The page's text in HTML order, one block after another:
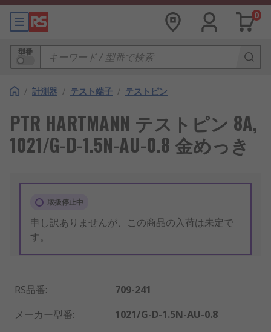
0
型番
/ 計測器 / テスト端子 / テストピン
PTR HARTMANN テストピン 8A,
1021/G-D-1.5N-AU-0.8 金めっき
取扱停止中
申し訳ありませんが、この商品の入荷は未定で
す。
RS品番:
709-241
メーカー型番:
1021/G-D-1.5N-AU-0.8